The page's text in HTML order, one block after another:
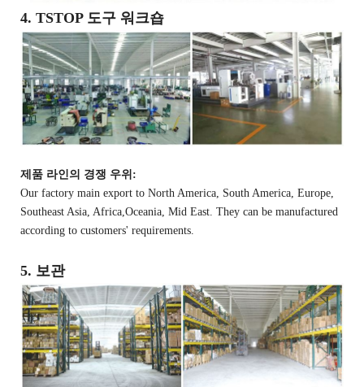
4. TSTOP 도구 워크숍
제품 라인의 경쟁 우위:
Our factory main export to North America, South America, Europe,
Southeast Asia, Africa,Oceania, Mid East. They can be manufactured
according to customers' requirements.
5. 보관